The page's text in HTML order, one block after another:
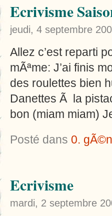
Ecrivisme
jeudi, 4 septembre
Allez c’est reparti
mÃªme: J’ai finis
des roulettes bien
Danettes Ã la
bon (miam miam)
Posté dans 0.
Ecrivisme
mardi, 2 septembre